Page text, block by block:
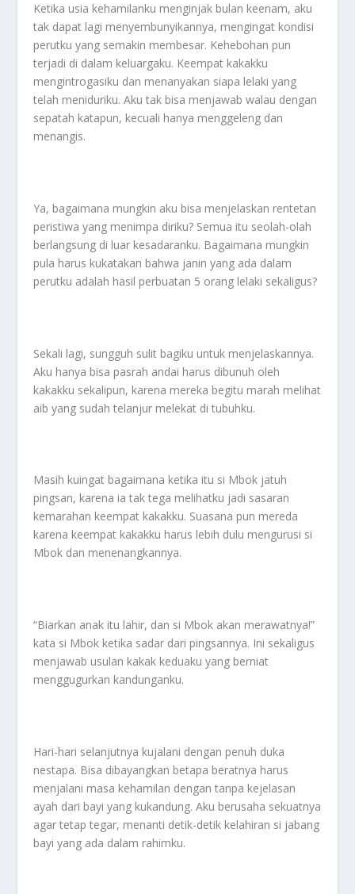
Ketika usia kehamilanku menginjak bulan keenam, aku
tak dapat lagi menyembunyikannya, mengingat kondisi
perutku yang semakin membesar. Kehebohan pun
terjadi di dalam keluargaku. Keempat kakakku
mengintrogasiku dan menanyakan siapa lelaki yang
telah meniduriku. Aku tak bisa menjawab walau dengan
sepatah katapun, kecuali hanya menggeleng dan
menangis.
Ya, bagaimana mungkin aku bisa menjelaskan rentetan
peristiwa yang menimpa diriku? Semua itu seolah-olah
berlangsung di luar kesadaranku. Bagaimana mungkin
pula harus kukatakan bahwa janin yang ada dalam
perutku adalah hasil perbuatan 5 orang lelaki sekaligus?
Sekali lagi, sungguh sulit bagiku untuk menjelaskannya.
Aku hanya bisa pasrah andai harus dibunuh oleh
kakakku sekalipun, karena mereka begitu marah melihat
aib yang sudah telanjur melekat di tubuhku.
Masih kuingat bagaimana ketika itu si Mbok jatuh
pingsan, karena ia tak tega melihatku jadi sasaran
kemarahan keempat kakakku. Suasana pun mereda
karena keempat kakakku harus lebih dulu mengurusi si
Mbok dan menenangkannya.
“Biarkan anak itu lahir, dan si Mbok akan merawatnya!”
kata si Mbok ketika sadar dari pingsannya. Ini sekaligus
menjawab usulan kakak keduaku yang berniat
menggugurkan kandunganku.
Hari-hari selanjutnya kujalani dengan penuh duka
nestapa. Bisa dibayangkan betapa beratnya harus
menjalani masa kehamilan dengan tanpa kejelasan
ayah dari bayi yang kukandung. Aku berusaha sekuatnya
agar tetap tegar, menanti detik-detik kelahiran si jabang
bayi yang ada dalam rahimku.